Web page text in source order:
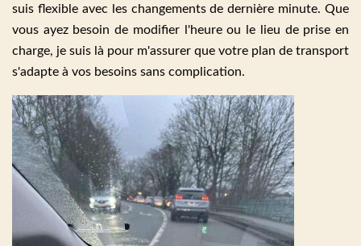
suis flexible avec les changements de dernière minute. Que
vous ayez besoin de modifier l'heure ou le lieu de prise en
charge, je suis là pour m'assurer que votre plan de transport
s'adapte à vos besoins sans complication.